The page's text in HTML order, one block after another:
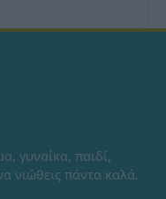
γυναίκα, παιδί,
νιώθεις πάντα καλά.